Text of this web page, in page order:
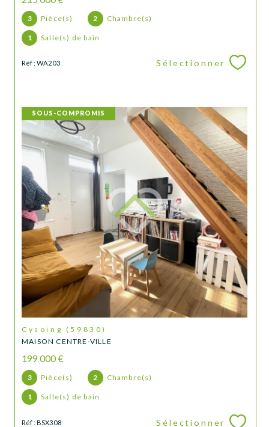
3 Pièce(s) 2 Chambre(s)
1 Salle(s) de bain
Réf : WA203 Sélectionner
SOUS-COMPROMIS
Cysoing (59830)
MAISON CENTRE-VILLE
199 000 €
3 Pièce(s) 2 Chambre(s)
1 Salle(s) de bain
Réf : BSX308 Sélectionner